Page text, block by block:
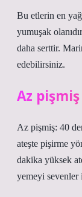
Bu etlerin en
yumuşak
daha serttir.
edebilirsiniz.
Az
Az pişmiş: 40
ateşte pişirme
dakika yüksek
yemeyi sevenler